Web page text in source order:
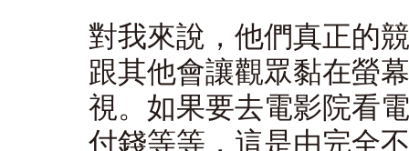
對我來說，他們真正的
跟其他會讓觀眾黏在螢
視。如果要去電影院看
付錢等等，這是由完全